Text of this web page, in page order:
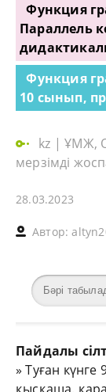
Функция
Параллель
Функция
10 сынып,
kz |ҰМЖ,
мерзімді
28.03.2023
Автор:
Пайдалы
»Туған күнге
қысқаша,